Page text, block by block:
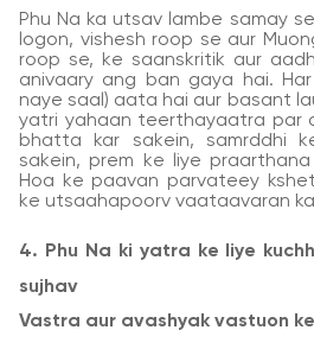
Phu Na ka utsav lambe samay
logon, vishesh roop se aur
roop se, ke saanskritik aur
anivaary ang ban gaya hai.
naye saal) aata hai aur basant
yatri yahaan teerthayaatra par
bhatta kar sakein, samrddhi
sakein, prem ke liye
Hoa ke paavan parvateey
ke utsaahapoorv vaataavaran
4. Phu Na ki yatra ke liye
sujhav
Vastra aur avashyak vastuon